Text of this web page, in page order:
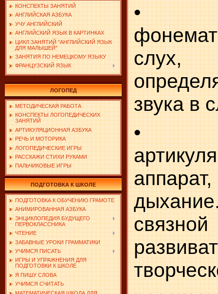
КОНСПЕКТЫ ЗАНЯТИЙ
АНГЛИЙСКАЯ АЗБУКА
УЧУ АНГЛИЙСКИЙ
АНГЛИЙСКИЙ ЯЗЫК В КАРТИНКАХ
ЦИКЛ ЗАНЯТИЙ "АНГЛИЙСКИЙ ЯЗЫК
ДЛЯ МАЛЫШЕЙ"
ЗАНЯТИЯ ПО НЕМЕЦКОМУ ЯЗЫКУ
ФРАНЦУЗСКИЙ ЯЗЫК
ЛОГОПЕД
МЕТОДИЧЕСКАЯ РАБОТА
КОНСПЕКТЫ ЛОГОПЕДИЧЕСКИХ
ЗАНЯТИЙ
АРТИКУЛЯЦИОННАЯ АЗБУКА
РЕЧЬ И МОТОРИКА
ЛОГОПЕДИЧЕСКИЕ ИГРЫ
РАССКАЖИ СТИХИ РУКАМИ
ПАЛЬЧИКОВЫЕ ИГРЫ
ПОДГОТОВКА К ШКОЛЕ
ПОДГОТОВКА К ОБУЧЕНИЮ ГРАМОТЕ
АНИМИРОВАННАЯ АЗБУКА
ЭНЦИКЛОПЕДИЯ БУДУЩЕГО
ПЕРВОКЛАССНИКА
ЧТЕНИЕ
ЗАБАВНЫЕ УРОКИ ГРАММАТИКИ
УЧИМСЯ ПИСАТЬ
ИГРЫ И УПРАЖНЕНИЯ ДЛЯ
ПОДГОТОВКИ К ШКОЛЕ
Я ПИШУ СЛОВА
УЧИМСЯ СЧИТАТЬ
МАТЕМАТИЧЕСКАЯ ШКОЛА ДЛЯ
•
звука в
•